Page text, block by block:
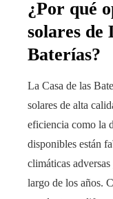
¿Por qué
solares de
Baterías?
La Casa de las
solares de alta
eficiencia como la
disponibles están
climáticas
largo de los años.